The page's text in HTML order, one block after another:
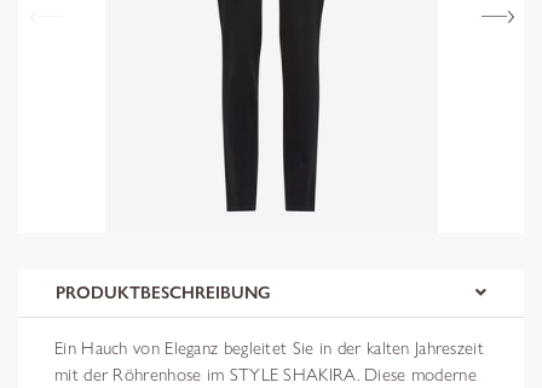
PRODUKTBESCHREIBUNG
Ein Hauch von Eleganz begleitet Sie in der kalten Jahreszeit
mit der Röhrenhose im STYLE SHAKIRA. Diese moderne